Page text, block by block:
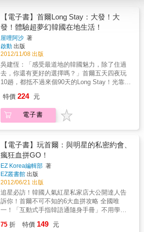
【電子書】首爾Long Stay：大發！大
發！體驗超夢幻韓國在地生活！
屋哩阿沙 著
啟動 出版
2012/11/08 出版
吳建恆：「感受最道地的韓國魅力，除了住過
去，你還有更好的選擇嗎？」首爾五天四夜玩
10趟，都抵不過來個90天的Long Stay！光靠短
嚐平民美食、在小窩狂看韓國節目、偷學街上
韓妞電眼妝、到帥哥咖啡店報到、跟外國同學
練習韓文會話、當迷妹追星……在韓國的Long
啊！）看韓劇、聽韓樂、穿韓版、學韓文、買
韓國雜貨小物、吃韓國料理……還要去韓國旅
行！近年來熱力私毫沒有減退的這股「韓
流」，讓多少人趨之若鶩，什麼都要「韓」就
對了！可是短暫的小旅行怎麼能滿足你對韓國
的渴望？除了去玩，也好想在當地生活啊！踏
出Long Stay的第一步，作者決定報名大學語學
堂（語言教育學院），重拾課本做學生。除了
精進的韓語能力，交新朋友，還可以盡情玩
樂，用力「生活」，搞不好……還能交到一個
特價 224 元
電子書
【電子書】玩首爾：與明星的私密約會、
瘋狂血拼GO！
EZ Korea編輯部 著
EZ叢書館 出版
2012/06/21 出版
追星必訪！韓國人氣紅星私家店大公開達人告
訴你！首爾不可不知的6大血拼攻略 全國唯
一！「互動式手指韓語通隨身手冊」不用學韓
爾一次玩透透！特色一：首爾追星必訪！13家
75 折 特價 149 元